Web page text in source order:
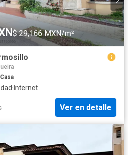
$ 29,166 MXN/m²
Casa
· Internet
Ver en detalle